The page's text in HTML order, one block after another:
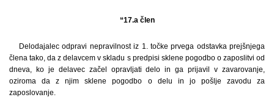
“17.a člen
Delodajalec odpravi nepravilnost iz 1. točke prvega odstavka prejšnjega
člena tako, da z delavcem v skladu s predpisi sklene pogodbo o zaposlitvi od
dneva, ko je delavec začel opravljati delo in ga prijavil v zavarovanje,
oziroma da z njim sklene pogodbo o delu in jo pošlje zavodu za
zaposlovanje.